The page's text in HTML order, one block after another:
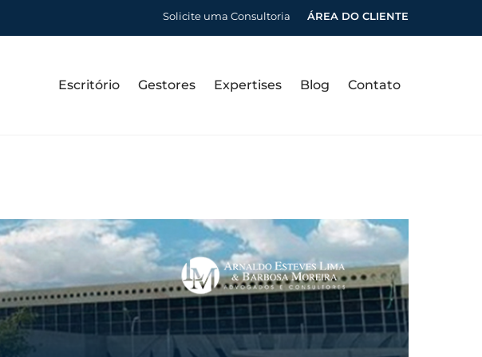
Solicite uma Consultoria ÁREA DO CLIENTE
Escritório Gestores Expertises Blog Contato